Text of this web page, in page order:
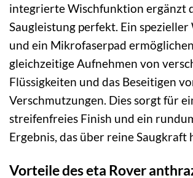
integrierte Wischfunktion ergänzt
Saugleistung perfekt. Ein spezieller
und ein Mikrofaserpad
gleichzeitige Aufnehmen von
Flüssigkeiten und das Beseitigen
Verschmutzungen. Dies sorgt für
streifenfreies Finish und ein
Ergebnis, das über reine Saugkraft
Vorteile des eta Rover